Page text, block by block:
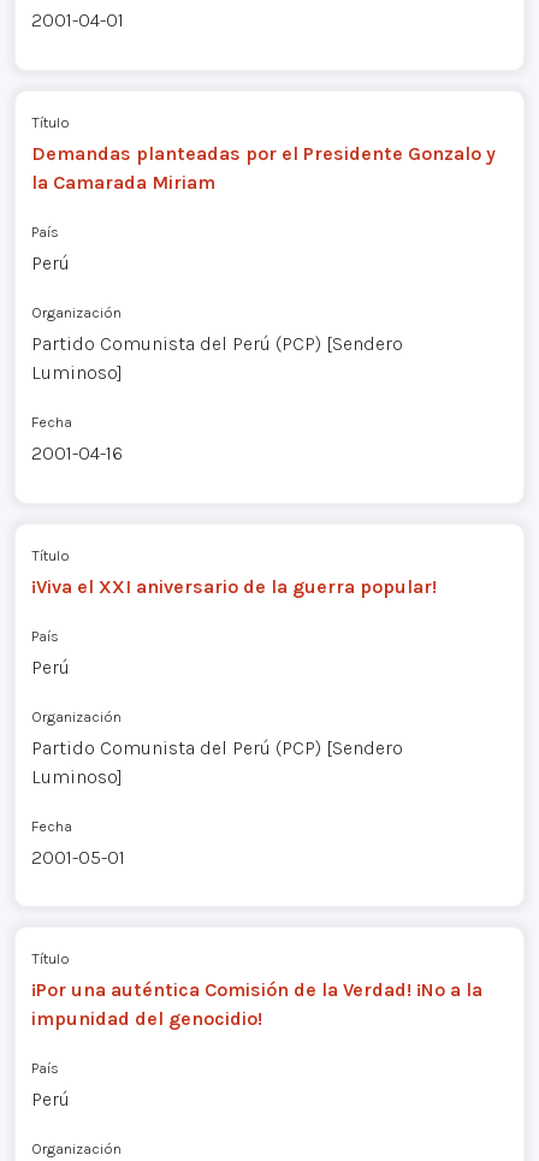
2001-04-01
Título
Demandas planteadas por el Presidente Gonzalo y
la Camarada Miriam
País
Perú
Organización
Partido Comunista del Perú (PCP) [Sendero
Luminoso]
Fecha
2001-04-16
Título
¡Viva el XXI aniversario de la guerra popular!
País
Perú
Organización
Partido Comunista del Perú (PCP) [Sendero
Luminoso]
Fecha
2001-05-01
Título
¡Por una auténtica Comisión de la Verdad! ¡No a la
impunidad del genocidio!
País
Perú
Organización